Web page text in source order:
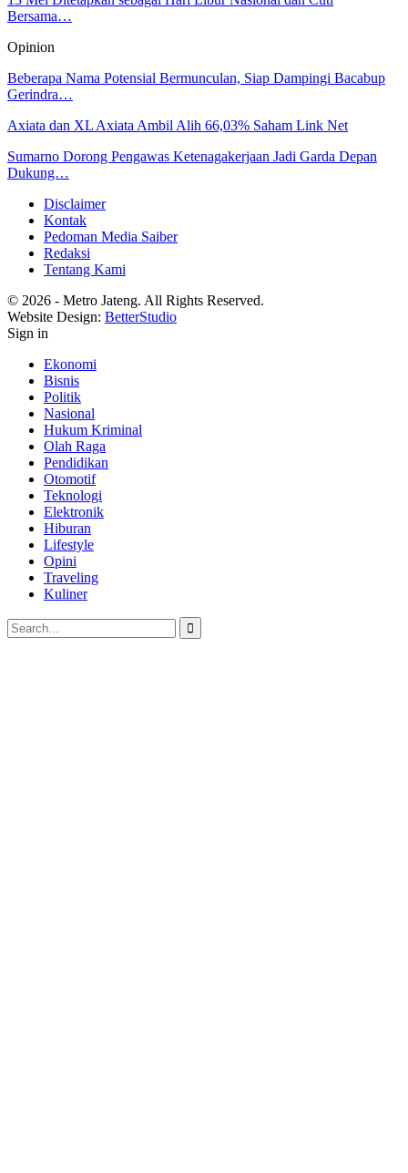
Bersama…
Opinion
Beberapa Nama Potensial Bermunculan, Siap Dampingi Bacabup
Gerindra…
Axiata dan XL Axiata Ambil Alih 66,03% Saham Link Net
Sumarno Dorong Pengawas Ketenagakerjaan Jadi Garda Depan
Dukung…
Disclaimer
Kontak
Pedoman Media Saiber
Redaksi
Tentang Kami
© 2026 - Metro Jateng. All Rights Reserved.
Website Design: BetterStudio
Sign in
Ekonomi
Bisnis
Politik
Nasional
Hukum Kriminal
Olah Raga
Pendidikan
Otomotif
Teknologi
Elektronik
Hiburan
Lifestyle
Opini
Traveling
Kuliner